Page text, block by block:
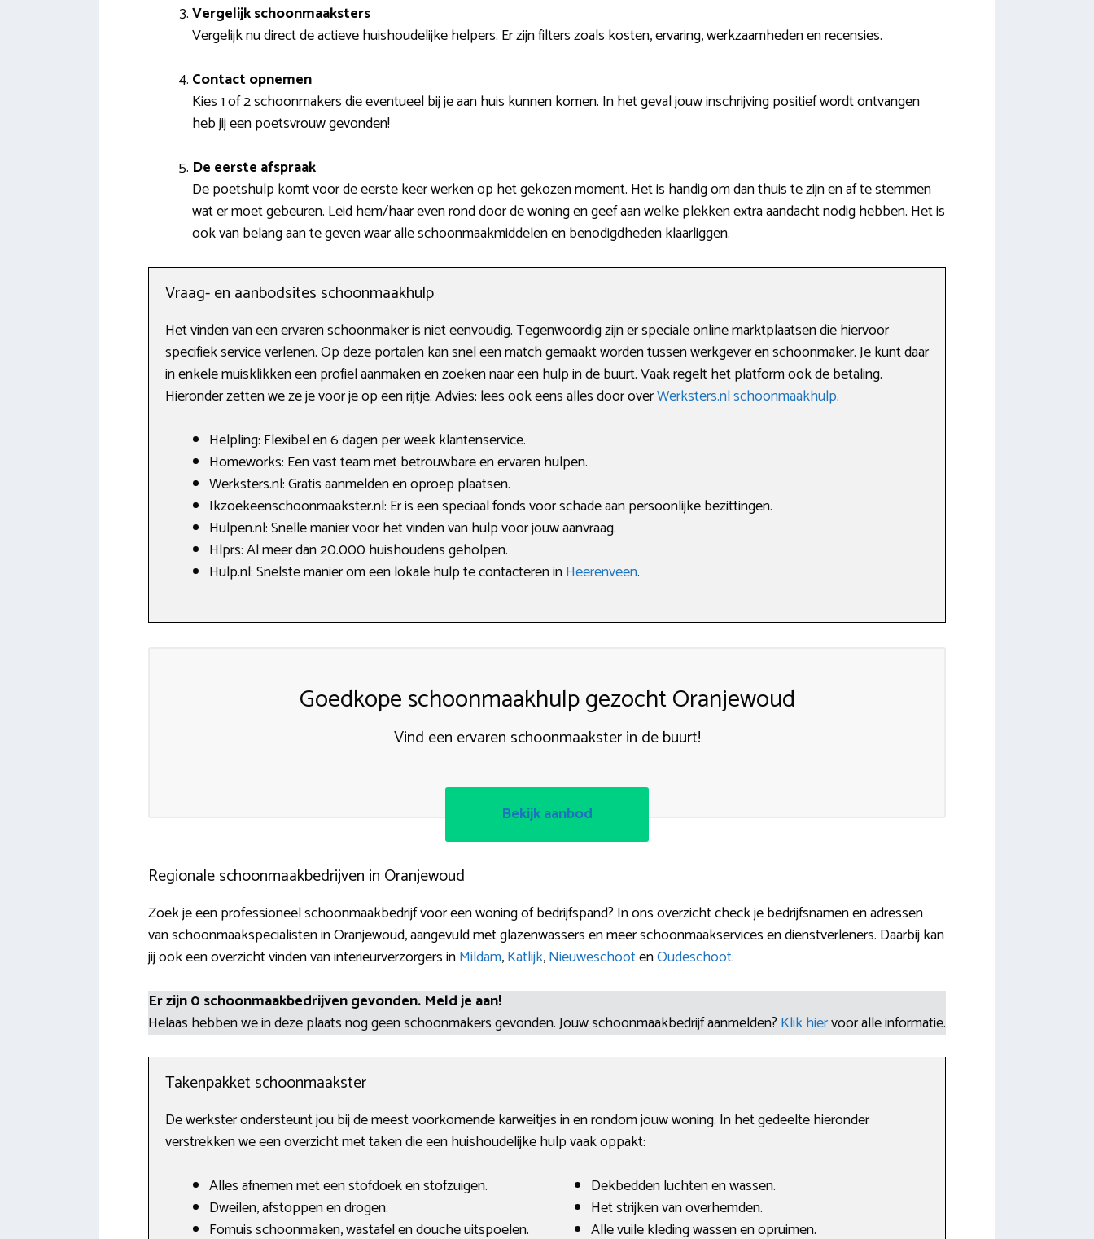
Vergelijk schoonmaaksters
Vergelijk nu direct de actieve huishoudelijke helpers. Er zijn filters zoals kosten, ervaring, werkzaamheden en recensies.
Contact opnemen
Kies 1 of 2 schoonmakers die eventueel bij je aan huis kunnen komen. In het geval jouw inschrijving positief wordt ontvangen
heb jij een poetsvrouw gevonden!
De eerste afspraak
De poetshulp komt voor de eerste keer werken op het gekozen moment. Het is handig om dan thuis te zijn en af te stemmen
wat er moet gebeuren. Leid hem/haar even rond door de woning en geef aan welke plekken extra aandacht nodig hebben. Het is
ook van belang aan te geven waar alle schoonmaakmiddelen en benodigdheden klaarliggen.
Vraag- en aanbodsites schoonmaakhulp
Het vinden van een ervaren schoonmaker is niet eenvoudig. Tegenwoordig zijn er speciale online marktplaatsen die hiervoor
specifiek service verlenen. Op deze portalen kan snel een match gemaakt worden tussen werkgever en schoonmaker. Je kunt daar
in enkele muisklikken een profiel aanmaken en zoeken naar een hulp in de buurt. Vaak regelt het platform ook de betaling.
Hieronder zetten we ze je voor je op een rijtje. Advies: lees ook eens alles door overWerksters.nl schoonmaakhulp.
Helpling: Flexibel en 6 dagen per week klantenservice.
Homeworks: Een vast team met betrouwbare en ervaren hulpen.
Werksters.nl: Gratis aanmelden en oproep plaatsen.
Ikzoekeenschoonmaakster.nl: Er is een speciaal fonds voor schade aan persoonlijke bezittingen.
Hulpen.nl: Snelle manier voor het vinden van hulp voor jouw aanvraag.
Hlprs: Al meer dan 20.000 huishoudens geholpen.
Hulp.nl: Snelste manier om een lokale hulp te contacteren inHeerenveen.
Goedkope schoonmaakhulp gezocht Oranjewoud
Vind een ervaren schoonmaakster in de buurt!
Bekijk aanbod
Regionale schoonmaakbedrijven in Oranjewoud
Zoek je een professioneel schoonmaakbedrijf voor een woning of bedrijfspand? In ons overzicht check je bedrijfsnamen en adressen
van schoonmaakspecialisten in Oranjewoud, aangevuld met glazenwassers en meer schoonmaakservices en dienstverleners. Daarbij kan
jij ook een overzicht vinden van interieurverzorgers inMildam,Katlijk,NieuweschootenOudeschoot.
Er zijn 0 schoonmaakbedrijven gevonden. Meld je aan!
Helaas hebben we in deze plaats nog geen schoonmakers gevonden. Jouw schoonmaakbedrijf aanmelden? Klik hiervoor alle informatie.
Takenpakket schoonmaakster
De werkster ondersteunt jou bij de meest voorkomende karweitjes in en rondom jouw woning. In het gedeelte hieronder
verstrekken we een overzicht met taken die een huishoudelijke hulp vaak oppakt:
Alles afnemen met een stofdoek en stofzuigen.
Dweilen, afstoppen en drogen.
Fornuis schoonmaken, wastafel en douche uitspoelen.
Dekbedden luchten en wassen.
Het strijken van overhemden.
Alle vuile kleding wassen en opruimen.